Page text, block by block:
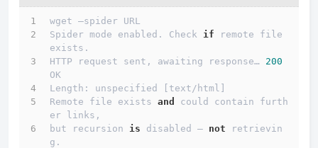
wget –spider URL
Spider mode enabled. Check if remote file
exists.
HTTP request sent, awaiting response… 200
OK
Length: unspecified [text/html]
Remote file exists and
could contain furth
er links,
but recursion is disabled — not retrievin
g.